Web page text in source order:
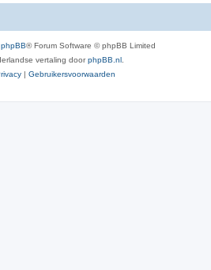
phpBB® Forum Software © phpBB Limited
vertaling doorphpBB.nl
| Gebruikersvoorwaarden